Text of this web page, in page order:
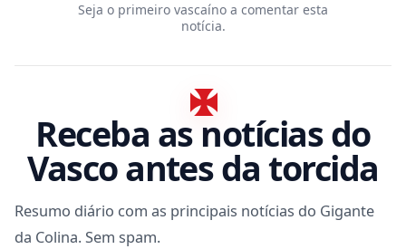
Seja o primeiro vascaíno a comentar esta
notícia.
Receba as notícias do
Vasco antes da torcida
Resumo diário com as principais notícias do Gigante
da Colina. Sem spam.